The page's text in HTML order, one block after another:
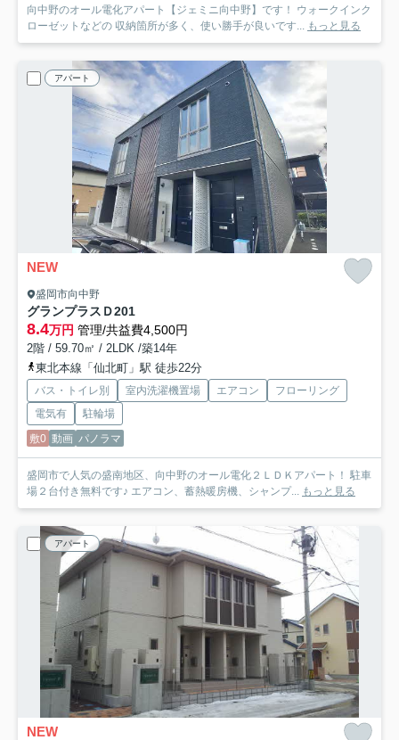
向中野のオール電化アパート【ジェミニ向中野】です！ ウォークインク
ローゼットなどの 収納箇所が多く、使い勝手が良いです... もっと見る
アパート
NEW
盛岡市向中野
グランプラスＤ201
8.4万円 管理/共益費4,500円
2階 / 59.70㎡ / 2LDK /築14年
東北本線「仙北町」駅 徒歩22分
バス・トイレ別 室内洗濯機置場 エアコン
フローリング
電気有
駐輪場
敷0 動画 パノラマ
盛岡市で人気の盛南地区、向中野のオール電化２ＬＤＫアパート！ 駐車
場２台付き無料です♪ エアコン、蓄熱暖房機、シャンプ...
もっと見る
アパート
NEW